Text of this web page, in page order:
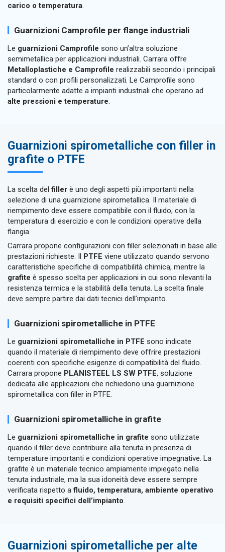
carico o temperatura.
Guarnizioni Camprofile per flange industriali
Le guarnizioni Camprofile sono un’altra soluzione
semimetallica per applicazioni industriali. Carrara offre
Metalloplastiche e Camprofile realizzabili secondo i principali
standard o con profili personalizzati. Le Camprofile sono
particolarmente adatte a impianti industriali che operano ad
alte pressioni e temperature.
Guarnizioni spirometalliche con filler in
grafite o PTFE
La scelta delfiller è uno degli aspetti più importanti nella
selezione di una guarnizione spirometallica. Il materiale di
riempimento deve essere compatibile con il fluido, con la
temperatura di esercizio e con le condizioni operative della
flangia.
Carrara propone configurazioni con filler selezionati in base alle
prestazioni richieste. Il PTFE viene utilizzato quando servono
caratteristiche specifiche di compatibilità chimica, mentre la
grafite è spesso scelta per applicazioni in cui sono rilevanti la
resistenza termica e la stabilità della tenuta. La scelta finale
deve sempre partire dai dati tecnici dell’impianto.
Guarnizioni spirometalliche in PTFE
Le guarnizioni spirometalliche in PTFE sono indicate
quando il materiale di riempimento deve offrire prestazioni
coerenti con specifiche esigenze di compatibilità del fluido.
Carrara propone PLANISTEEL LS SW PTFE, soluzione
dedicata alle applicazioni che richiedono una guarnizione
spirometallica con filler in PTFE.
Guarnizioni spirometalliche in grafite
Le guarnizioni spirometalliche in grafite sono utilizzate
quando il filler deve contribuire alla tenuta in presenza di
temperature importanti e condizioni operative impegnative. La
grafite è un materiale tecnico ampiamente impiegato nella
tenuta industriale, ma la sua idoneità deve essere sempre
verificata rispetto afluido, temperatura, ambiente operativo
e requisiti specifici dell’impianto.
Guarnizioni spirometalliche per alte